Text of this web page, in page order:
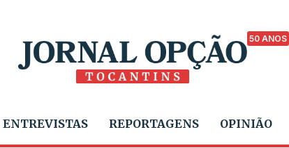
50 ANOS
ENTREVISTAS REPORTAGENS OPINIÃO